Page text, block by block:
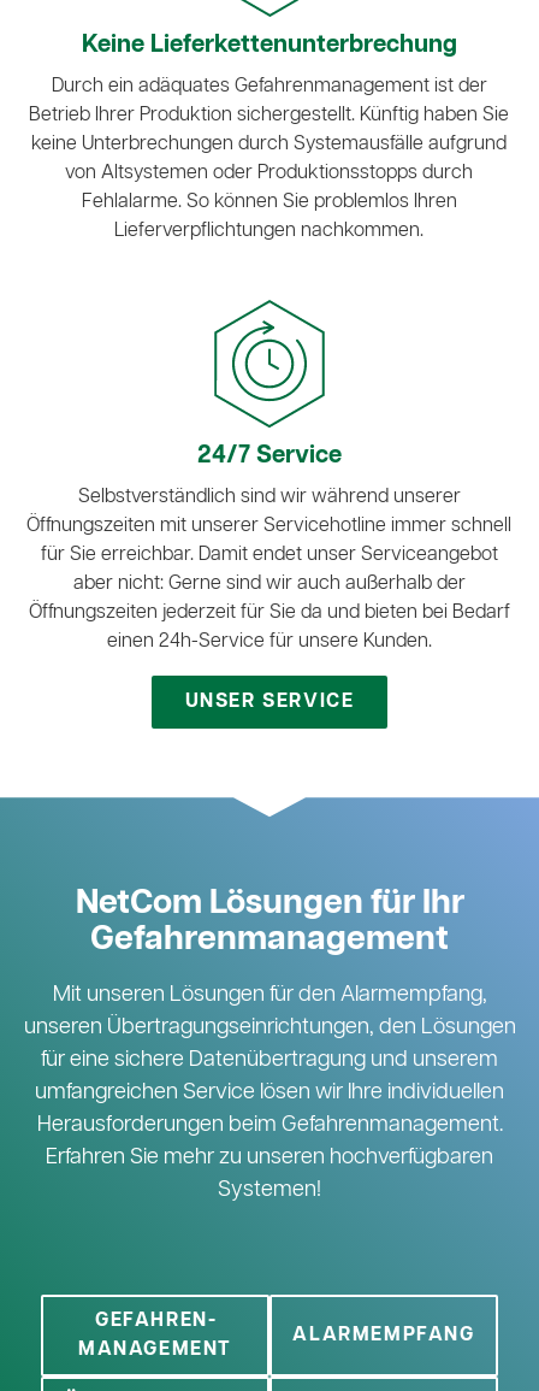
Keine Lieferketten­unterbrechung
Durch ein adäquates Gefahrenmanagement ist der
Betrieb Ihrer Produktion sichergestellt. Künftig haben Sie
keine Unterbrechungen durch Systemausfälle aufgrund
von Altsystemen oder Produktionsstopps durch
Fehlalarme. So können Sie problemlos Ihren
Lieferverpflichtungen nachkommen.
24/7 Service
Selbstverständlich sind wir während unserer
Öffnungszeiten mit unserer Servicehotline immer schnell
für Sie erreichbar. Damit endet unser Serviceangebot
aber nicht: Gerne sind wir auch außerhalb der
Öffnungszeiten jederzeit für Sie da und bieten bei Bedarf
einen 24h-Service für unsere Kunden.
UNSER SERVICE
NetCom Lösungen für Ihr
Gefahrenmanagement
Mit unseren Lösungen für den Alarmempfang,
unseren Übertragungseinrichtungen, den Lösungen
für eine sichere Datenübertragung und unserem
umfangreichen Service lösen wir Ihre individuellen
Herausforderungen beim Gefahrenmanagement.
Erfahren Sie mehr zu unseren hochverfügbaren
Systemen!
GEFAHREN­
MANAGEMENT
ALARMEMPFANG